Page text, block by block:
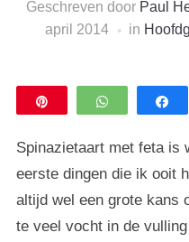
Geschreven door Paul
april 2014
in
WhatsApp
Spinazietaart met feta is
eerste dingen die ik ooit
altijd wel een grote kans
te veel vocht in de